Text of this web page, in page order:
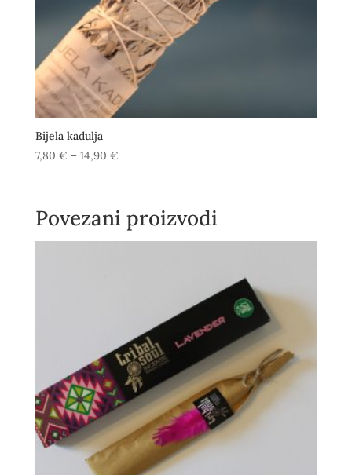
Bijela kadulja
7,80 € – 14,90 €Raspon
7,80 €
do
14,90 €
Povezani proizvodi